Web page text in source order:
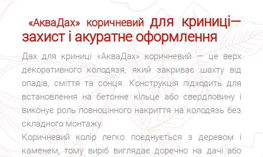
«АкваДах» коричневий для криниці—
захист і акуратне оформлення
Дах для криниці «АкваДах» коричневий — це верх
декоративного колодязя, який закриває шахту від
опадів, сміття та сонця. Конструкція підходить для
встановлення на бетонне кільце або свердловину і
виконує роль повноцінного накриття на колодязь без
складного монтажу.
Коричневий колір легко поєднується з деревом і
каменем, тому виріб виглядає доречно на дачі або